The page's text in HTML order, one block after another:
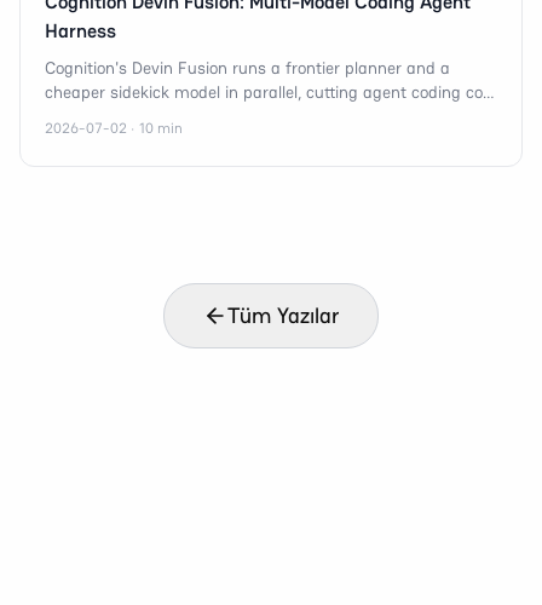
Harness
Cognition's Devin Fusion runs a frontier planner and a
cheaper sidekick model in parallel, cutting agent coding cost
2026-07-02 · 10 min
Tüm Yazılar